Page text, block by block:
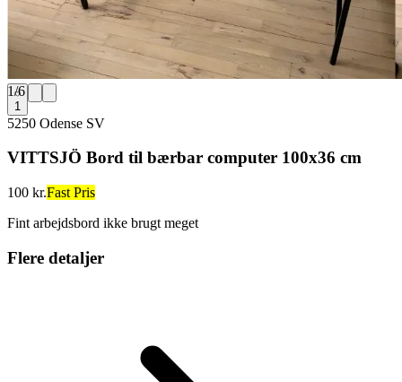
1/6
1
5250 Odense SV
VITTSJÖ Bord til bærbar computer 100x36 cm
100 kr.Fast Pris
Fint arbejdsbord ikke brugt meget
Flere detaljer